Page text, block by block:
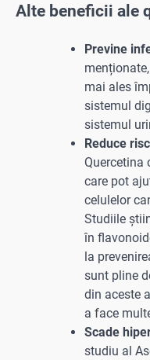
Alte beneficii ale
Previne
mai ales
sistemul
sistemul
Reduce
Quercetina
care pot
celulelor
Studiile
în
la
sunt pline
din aceste
a face
Scade
studiu al